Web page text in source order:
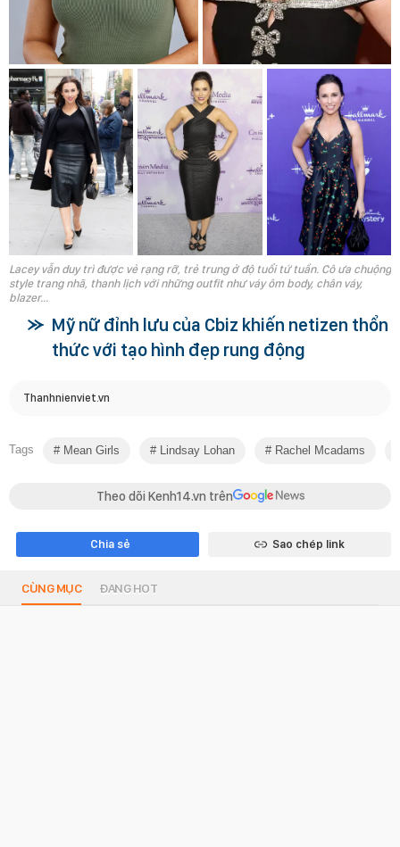
Lacey vẫn duy trì được vẻ rạng rỡ, trẻ trung ở độ tuổi tứ tuần. Cô ưa chuộng
style trang nhã, thanh lịch với những outfit như váy ôm body, chân váy,
blazer...
Mỹ nữ đỉnh lưu của Cbiz khiến netizen thổn
thức với tạo hình đẹp rung động
Thanhnienviet.vn
Tags Mean Girls Lindsay Lohan Rachel Mcadams
Theo dõi Kenh14.vn trên
Chia sẻ Sao chép link
CÙNG MỤC ĐANG HOT